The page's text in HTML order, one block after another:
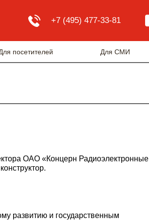
+7 (495) 477-33-81
посетителей Для СМИ
ОАО «Концерн Радиоэлектронные
развитию и государственным